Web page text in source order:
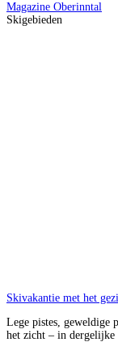
Magazine Oberinntal
Skigebieden
Skivakantie met het
Lege pistes, geweldige
het zicht – in dergelijke